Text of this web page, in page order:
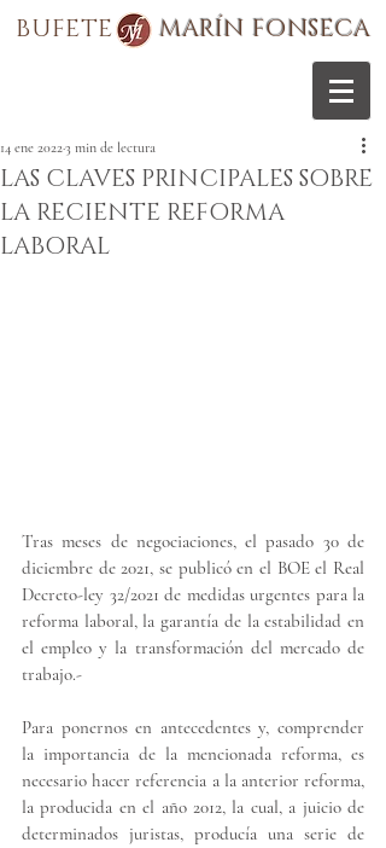
BUFETE MARÍN FONSECA
LAS CLAVES PRINCIPALES SOBRE
LA RECIENTE REFORMA
LABORAL
14 ene 20223 min de lectura
Tras meses de negociaciones, el pasado 30 de
diciembre de 2021, se publicó en el BOE el Real
Decreto-ley 32/2021 de medidas urgentes para la
reforma laboral, la garantía de la estabilidad en
el empleo y la transformación del mercado de
trabajo.-
Para ponernos en antecedentes y, comprender
la importancia de la mencionada reforma, es
necesario hacer referencia a la anterior reforma,
la producida en el año 2012, la cual, a juicio de
determinados juristas, producía una serie de